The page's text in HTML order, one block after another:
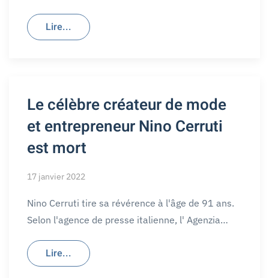
Lire...
Le célèbre créateur de mode
et entrepreneur Nino Cerruti
est mort
17 janvier 2022
Nino Cerruti tire sa révérence à l'âge de 91 ans.
Selon l'agence de presse italienne, l' Agenzia…
Lire...